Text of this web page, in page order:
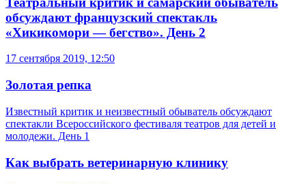
обсуждают французский спектакль
«Хикикомори — бегство». День 2
17 сентября 2019, 12:50
Золотая репка
Известный критик и неизвестный обыватель обсуждают
спектакли Всероссийского фестиваля театров для детей и
молодежи. День 1
Как выбрать ветеринарную клинику